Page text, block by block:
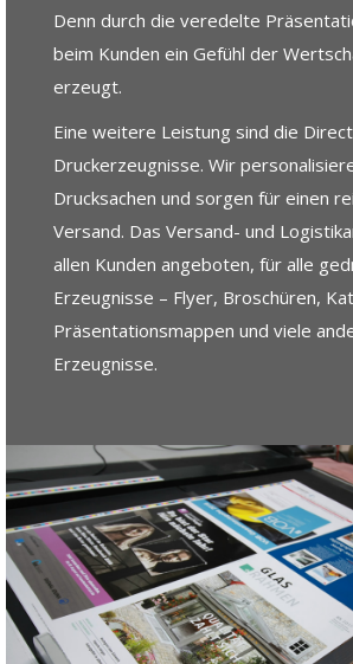
Denn durch die veredelte
beim Kunden ein Gefühl der
erzeugt.
Eine weitere Leistung sind die
Druckerzeugnisse. Wir
Drucksachen und sorgen für einen
Versand. Das Versand- und
allen Kunden angeboten, für alle
Erzeugnisse – Flyer, Broschüren,
Präsentationsmappen und viele
Erzeugnisse.